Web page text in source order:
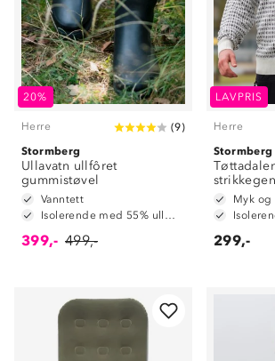
20%
Herre (9)
Stormberg
Ullavatn ullfôret
gummistøvel
Vanntett
Isolerende med 55% ullmiks
399,- 499,-
LAVPRIS
Herre
Stormberg
Myk
299,-